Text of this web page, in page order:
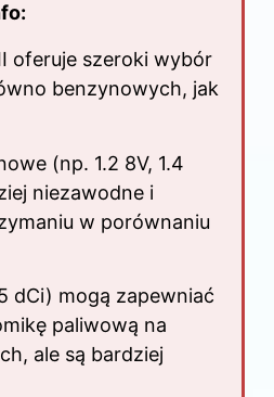
oferuje szeroki wybór
benzynowych, jak
(np. 1.2 8V, 1.4
niezawodne i
w porównaniu
dCi) mogą zapewniać
paliwową na
ale są bardziej